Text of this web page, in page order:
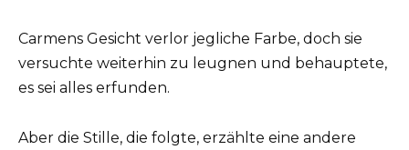
Carmens Gesicht verlor jegliche Farbe, doch sie
versuchte weiterhin zu leugnen und behauptete,
es sei alles erfunden.
Aber die Stille, die folgte, erzählte eine andere